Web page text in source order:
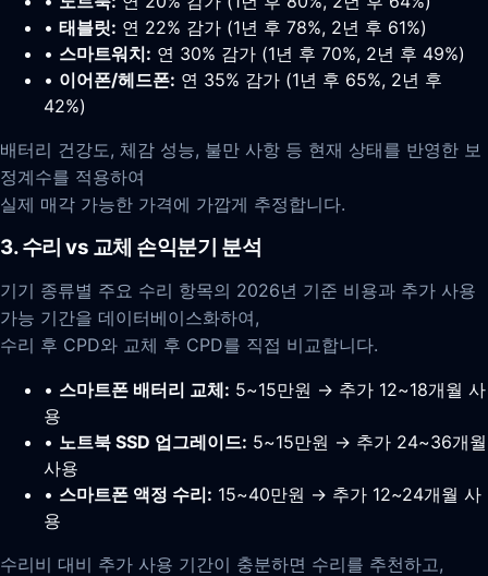
• 태블릿: 연 22% 감가 (1년 후 78%, 2년 후 61%)
• 스마트워치: 연 30% 감가 (1년 후 70%, 2년 후 49%)
• 이어폰/헤드폰: 연 35% 감가 (1년 후 65%, 2년 후
42%)
배터리 건강도, 체감 성능, 불만 사항 등 현재 상태를 반영한 보
정계수를 적용하여
실제 매각 가능한 가격에 가깝게 추정합니다.
3. 수리 vs 교체 손익분기 분석
기기 종류별 주요 수리 항목의 2026년 기준 비용과 추가 사용
가능 기간을 데이터베이스화하여,
수리 후 CPD와 교체 후 CPD를 직접 비교합니다.
• 스마트폰 배터리 교체: 5~15만원 → 추가 12~18개월 사
용
• 노트북 SSD 업그레이드: 5~15만원 → 추가 24~36개월
사용
• 스마트폰 액정 수리: 15~40만원 → 추가 12~24개월 사
용
수리비 대비 추가 사용 기간이 충분하면 수리를 추천하고,